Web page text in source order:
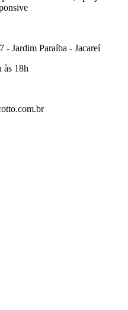
Jardim Paraíba - Jacareí
às 18h